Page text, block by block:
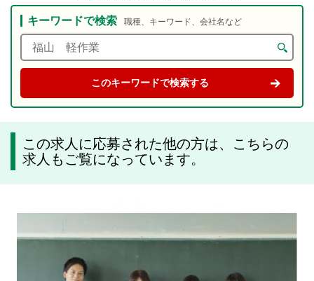
キーワードで検索 職種、キーワード、会社名など
この求人に応募された他の方は、こちらの
求人もご覧になっています。